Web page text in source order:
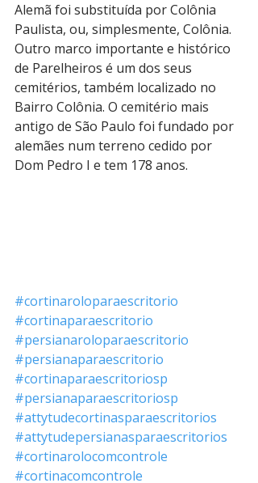
Alemã foi substituída por Colônia
Paulista, ou, simplesmente, Colônia.
Outro marco importante e histórico
de Parelheiros é um dos seus
cemitérios, também localizado no
Bairro Colônia. O cemitério mais
antigo de São Paulo foi fundado por
alemães num terreno cedido por
Dom Pedro I e tem 178 anos.
#cortinaroloparaescritorio
#cortinaparaescritorio
#persianaroloparaescritorio
#persianaparaescritorio
#cortinaparaescritoriosp
#persianaparaescritoriosp
#attytudecortinasparaescritorios
#attytudepersianasparaescritorios
#cortinarolocomcontrole
#cortinacomcontrole